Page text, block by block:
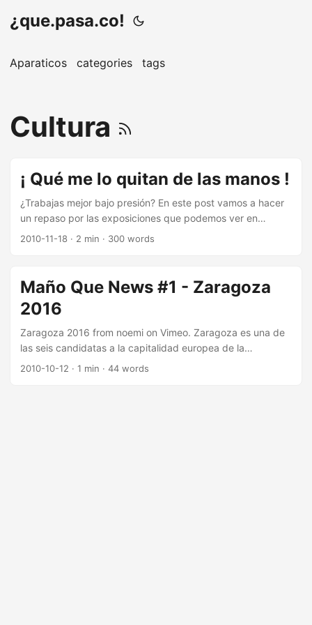
¿que.pasa.co!
Aparaticos categories tags
Cultura
¡ Qué me lo quitan de las manos !
¿Trabajas mejor bajo presión? En este post vamos a hacer
un repaso por las exposiciones que podemos ver en
Zaragoza, pero por poco tiempo, ya que las retirarán en los
dos exposiciones: Por un lado, Quinquis de los 80. Cine,
prensa y calle en la cual podemos aproximarnos a este
concepto acuñado en el cine que tuvo lugar entre los
ochenta....
2010-11-18 · 2 min · 300 words
Maño Que News #1 - Zaragoza
2016
Zaragoza 2016 from noemi on Vimeo. Zaragoza es una de
las seis candidatas a la capitalidad europea de la
cultura.Tras pasar el primer corte los motores del proyecto
2010-10-12 · 1 min · 44 words